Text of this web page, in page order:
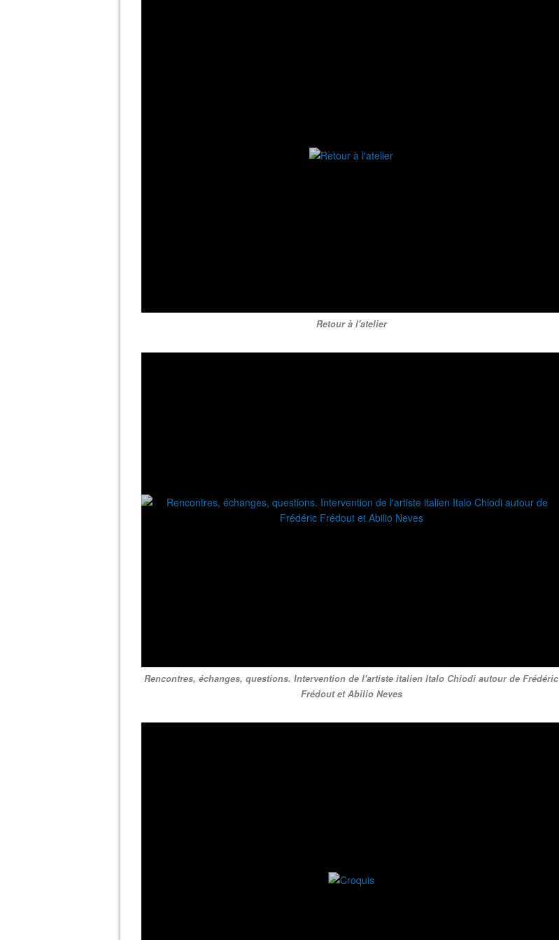
Retour à l'atelier
Rencontres, échanges, questions. Intervention de l'artiste italien Italo Chiodi autour de Frédéric
Frédout et Abilio Neves